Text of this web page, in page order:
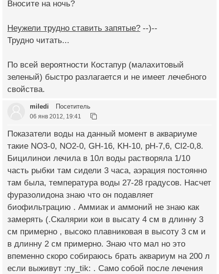
Вносите на ночь?
Неужели трудно ставить запятые? --)--
Трудно читать...
По всей вероятности Костапур (малахитовый
зеленый) быстро разлагается и не имеет лечебного
свойства.
miledi Посетитель
06 янв 2012, 19:41
Показатели воды на данный момент в аквариуме
такие NO3-0, NO2-0, GH-16, KH-10, pH-7,6, Cl2-0,8.
Бицилинои лечила в 10л воды растворяла 1/10
часть рыбки там сидели 3 часа, аэрация постоянно
там была, температура воды 27-28 градусов. Насчет
фуразолидона знаю что он подавляет
биофильтрацию . Аммиак и аммоний не знаю как
замерять (.Скалярии кои в высату 4 см в длинну 3
см примерно , высоко плавниковая в высоту 3 см и
в длинну 2 см примерно. Знаю что мал но это
впеменно скоро собираюсь брать аквариум на 200 л
если выживут :ny_tik: . Само собой после лечения